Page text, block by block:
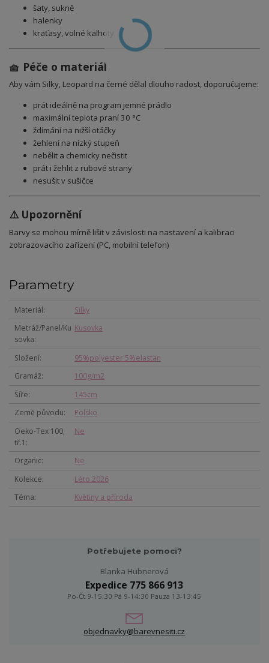
šaty, sukně
halenky
kraťasy, volné kalhoty
🧺 Péče o materiál
Aby vám Silky, Leopard na černé dělal dlouho radost, doporučujeme:
prát ideálně na program jemné prádlo
maximální teplota praní 30 °C
ždímání na nižší otáčky
žehlení na nízký stupeň
nebělit a chemicky nečistit
prát i žehlit z rubové strany
nesušit v sušičce
⚠️ Upozornění
Barvy se mohou mírně lišit v závislosti na nastavení a kalibraci
zobrazovacího zařízení (PC, mobilní telefon)
Parametry
Materiál
Silky
Metráž/Panel/Ku
sovka
Kusovka
Složení
95%polyester 5%elastan
Gramáž
100g/m2
Šíře
145cm
Země původu
Polsko
Oeko-Tex 100,
tř.1
Ne
Organic
Ne
Kolekce
Léto 2026
Téma
Květiny a příroda
Potřebujete pomoci?
Blanka Hubnerová
Expedice 775 866 913
Po-Čt 9-15:30 Pá 9-14:30 Pauza 13-13:45
objednavky@barevnesiti.cz